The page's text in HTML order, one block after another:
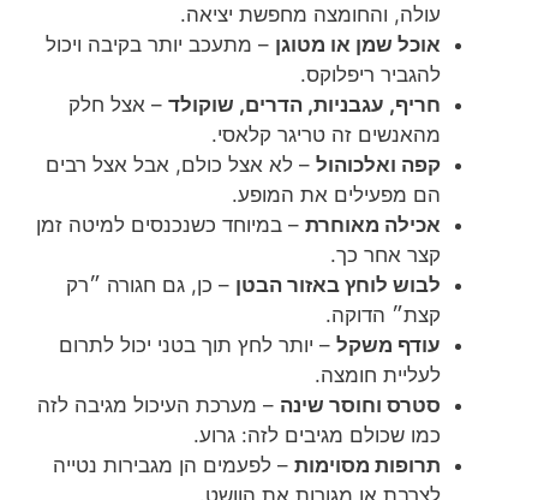
עולה, והחומצה מחפשת יציאה.
אוכל שמן או מטוגן – מתעכב יותר בקיבה ויכול
להגביר ריפלוקס.
חריף, עגבניות, הדרים, שוקולד – אצל חלק
מהאנשים זה טריגר קלאסי.
קפה ואלכוהול – לא אצל כולם, אבל אצל רבים
הם מפעילים את המופע.
אכילה מאוחרת – במיוחד כשנכנסים למיטה זמן
קצר אחר כך.
לבוש לוחץ באזור הבטן – כן, גם חגורה ״רק
קצת״ הדוקה.
עודף משקל – יותר לחץ תוך בטני יכול לתרום
לעליית חומצה.
סטרס וחוסר שינה – מערכת העיכול מגיבה לזה
כמו שכולם מגיבים לזה: גרוע.
תרופות מסוימות – לפעמים הן מגבירות נטייה
לצרבת או מגורות את הוושט.